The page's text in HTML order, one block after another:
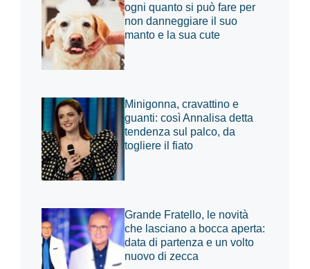
ogni quanto si può fare per
non danneggiare il suo
manto e la sua cute
Minigonna, cravattino e
guanti: così Annalisa detta
tendenza sul palco, da
togliere il fiato
Grande Fratello, le novità
che lasciano a bocca aperta:
data di partenza e un volto
nuovo di zecca